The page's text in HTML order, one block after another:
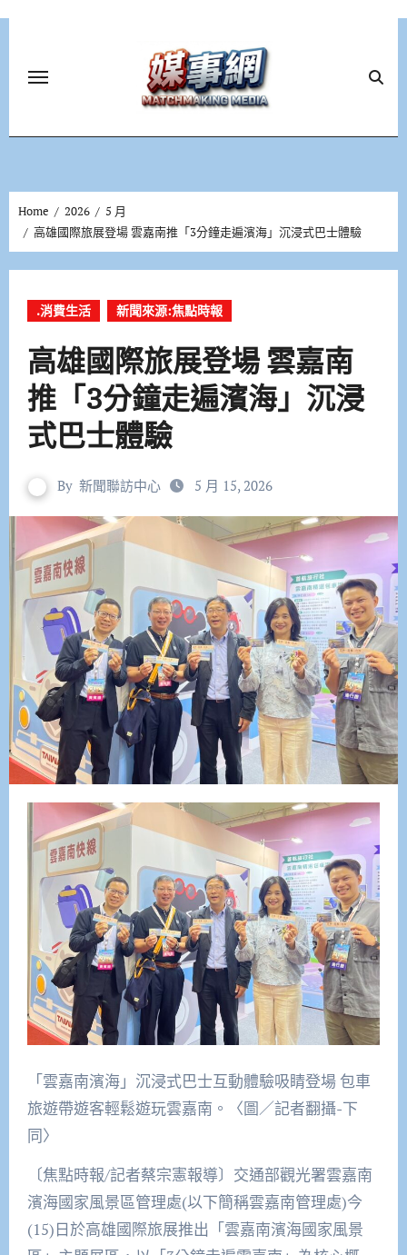
Home 2026
5 月
高雄國際旅展登場 雲嘉南推「3分鐘走遍濱海」沉浸式巴士體驗
.消費生活 新聞來源:焦點時報
高雄國際旅展登場 雲嘉南
推「3分鐘走遍濱海」沉浸
式巴士體驗
By 新聞聯訪中心 5 月 15, 2026
「雲嘉南濱海」沉浸式巴士互動體驗吸睛登場 包車
旅遊帶遊客輕鬆遊玩雲嘉南。〈圖／記者翻攝-下
同〉
〔焦點時報/記者蔡宗憲報導〕交通部觀光署雲嘉南
濱海國家風景區管理處(以下簡稱雲嘉南管理處)今
(15)日於高雄國際旅展推出「雲嘉南濱海國家風景